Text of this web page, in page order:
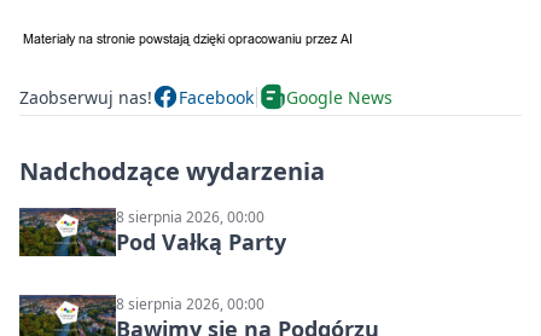
Zaobserwuj nas! Facebook Google News
Nadchodzące wydarzenia
8 sierpnia 2026, 00:00
Pod Vałką Party
8 sierpnia 2026, 00:00
Bawimy się na Podgórzu